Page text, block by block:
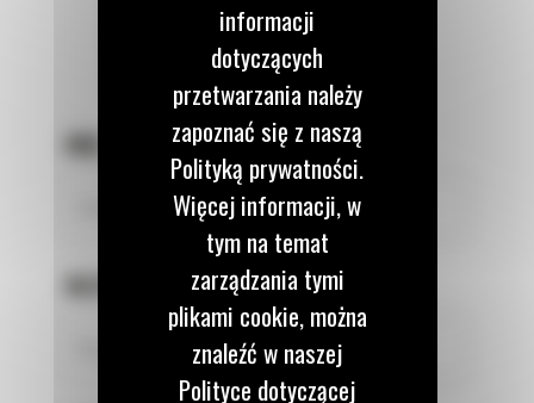
IMIĘ
NAZWISKO
informacji
dotyczących
przetwarzania należy
zapoznać się z naszą
Polityką prywatności.
Więcej informacji, w
tym na temat
zarządzania tymi
plikami cookie, można
znaleźć w naszej
Polityce dotyczącej